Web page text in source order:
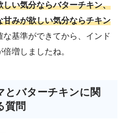
しい気分ならバターチキン、
甘みが欲しい気分ならチキン
な基準ができてから、インド
増しましたね。
とバターチキンに関
質問